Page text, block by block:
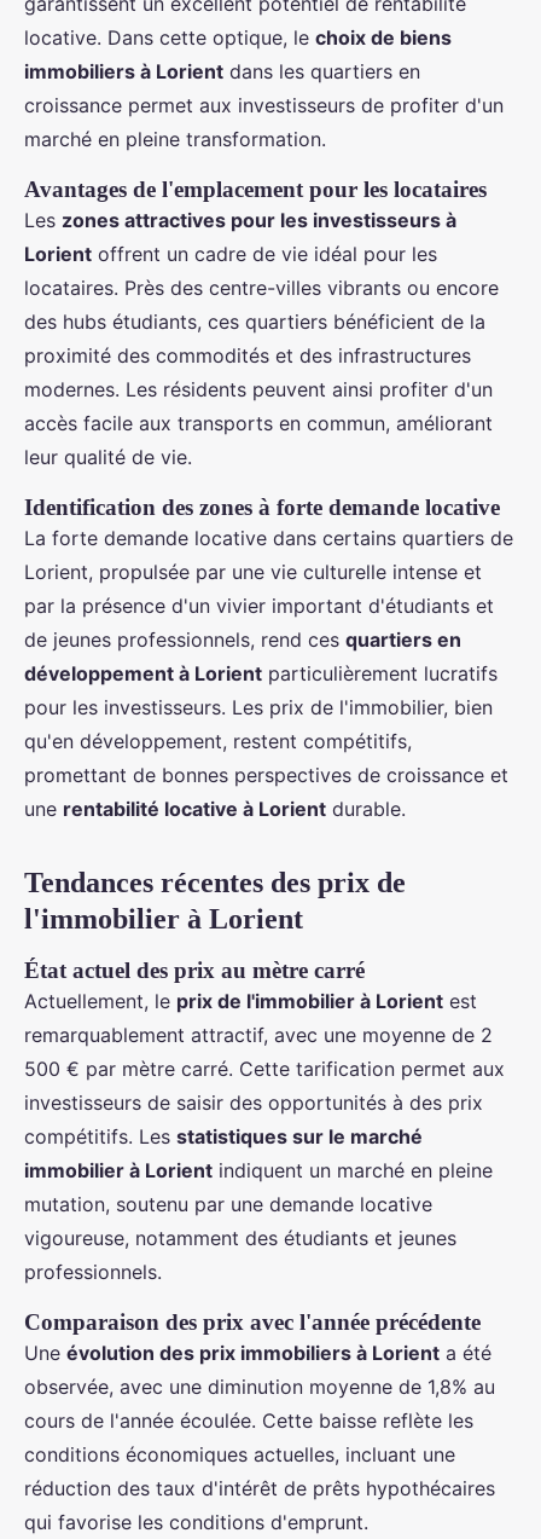
locative. Dans cette optique, le choix de biens
immobiliers à Lorient dans les quartiers en
croissance permet aux investisseurs de profiter d'un
marché en pleine transformation.
Avantages de l'emplacement pour les locataires
Les zones attractives pour les investisseurs à
Lorient offrent un cadre de vie idéal pour les
locataires. Près des centre-villes vibrants ou encore
des hubs étudiants, ces quartiers bénéficient de la
proximité des commodités et des infrastructures
modernes. Les résidents peuvent ainsi profiter d'un
accès facile aux transports en commun, améliorant
leur qualité de vie.
Identification des zones à forte demande locative
La forte demande locative dans certains quartiers de
Lorient, propulsée par une vie culturelle intense et
par la présence d'un vivier important d'étudiants et
de jeunes professionnels, rend ces quartiers en
développement à Lorient particulièrement lucratifs
pour les investisseurs. Les prix de l'immobilier, bien
qu'en développement, restent compétitifs,
promettant de bonnes perspectives de croissance et
une rentabilité locative à Lorient durable.
Tendances récentes des prix de
l'immobilier à Lorient
État actuel des prix au mètre carré
Actuellement, le prix de l'immobilier à Lorient est
remarquablement attractif, avec une moyenne de 2
500 € par mètre carré. Cette tarification permet aux
investisseurs de saisir des opportunités à des prix
compétitifs. Les statistiques sur le marché
immobilier à Lorient indiquent un marché en pleine
mutation, soutenu par une demande locative
vigoureuse, notamment des étudiants et jeunes
professionnels.
Comparaison des prix avec l'année précédente
Une évolution des prix immobiliers à Lorient a été
observée, avec une diminution moyenne de 1,8% au
cours de l'année écoulée. Cette baisse reflète les
conditions économiques actuelles, incluant une
réduction des taux d'intérêt de prêts hypothécaires
qui favorise les conditions d'emprunt.